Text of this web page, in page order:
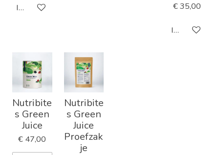
In winkelwagen € 35,00
In
Nutribite
s Green
Juice
€ 47,00
Nutribite
s Green
Juice
Proefzak
je